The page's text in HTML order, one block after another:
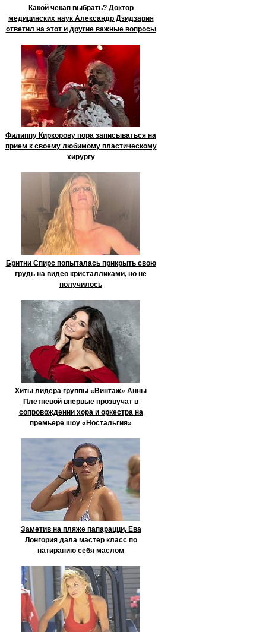
Какой чекап выбрать? Доктор
медицинских наук Александр Дзидзария
ответил на этот и другие важные вопросы
Филиппу Киркорову пора записываться на
прием к своему любимому пластическому
хирургу
Бритни Спирс попыталась прикрыть свою
грудь на видео кристалликами, но не
получилось
Хиты лидера группы «Винтаж» Анны
Плетневой впервые прозвучат в
сопровождении хора и оркестра на
премьере шоу «Ностальгия»
Заметив на пляже папарацци, Ева
Лонгория дала мастер класс по
натиранию себя маслом